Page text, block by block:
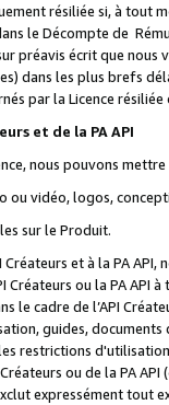
résiliée si, à
le Décompte de
préavis écrit que
dans les plus
par la Licence
et de la PA API
nous pouvons
ou vidéo, logos,
sur le Produit.
et à la PA
Créateurs ou la PA
le cadre de l’API
guides,
restrictions
ou de la PA
expressément tout